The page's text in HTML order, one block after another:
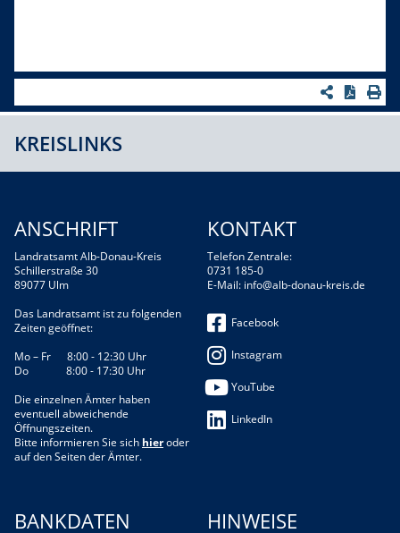
KREISLINKS
ANSCHRIFT
Landratsamt Alb-Donau-Kreis
Schillerstraße 30
89077 Ulm
Das Landratsamt ist zu folgenden
Zeiten geöffnet:
Mo – Fr 8:00 - 12:30 Uhr
Do 8:00 - 17:30 Uhr
Die einzelnen Ämter haben
eventuell abweichende
Öffnungszeiten.
Bitte informieren Sie sich hieroder
auf den Seiten der Ämter.
KONTAKT
Telefon Zentrale:
0731 185-0
E-Mail: info@alb-donau-kreis.de
Facebook
Instagram
YouTube
LinkedIn
BANKDATEN HINWEISE